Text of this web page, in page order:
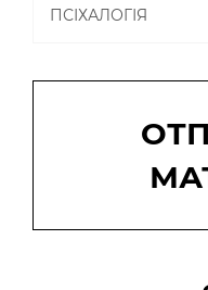
ПСІХАЛОГІЯ